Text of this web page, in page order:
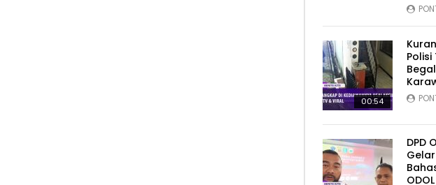
00:54
DPD